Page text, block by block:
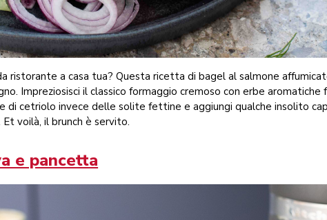
ristorante a casa tua? Questa ricetta di bagel al salmone
Impreziosisci il classico formaggio cremoso con erbe aromatiche
di cetriolo invece delle solite fettine e aggiungi qualche insolito
voilà, il brunch è servito.
e pancetta